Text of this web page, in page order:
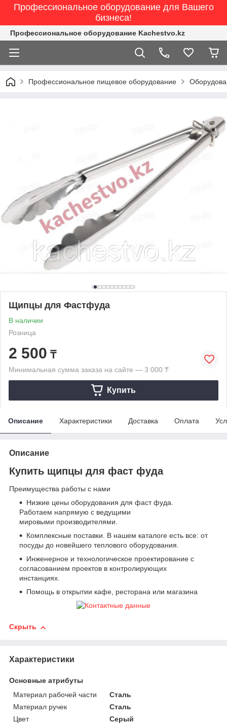
Профессиональное оборудование для Вашего
бизнеса!
Профессиональное оборудование Kachestvo.kz
Профессиональное пищевое оборудование
Щипцы для Фастфуда
В наличии
Розница
2 500 ₸
Минимальная сумма заказа на сайте — 3 000 ₸
Купить
Описание Характеристики Доставка Оплата
Описание
Купить щипцы для фаст фуда
Преимущества работы с нами
Низкие цены оборудования для фаст фуда.
Работаем напрямую с ведущими
мировыми производителями.
Комплексные поставки. В нашем каталоге есть все: от
посуды до новейшего теплового оборудования.
Инженерное и технологическое проектирование с
согласованием проектов в контролирующих
инстанциях.
Помощь в открытии кафе, ресторана или магазина
Скрыть
Характеристики
Основные атрибуты
Материал рабочей части
Сталь
Материал ручек
Сталь
Цвет
Серый